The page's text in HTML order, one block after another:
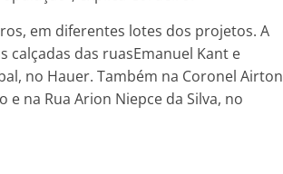
em diferentes lotes dos projetos. A
das ruasEmanuel Kant e
no Hauer. Também na Coronel Airton
na Rua Arion Niepce da Silva, no